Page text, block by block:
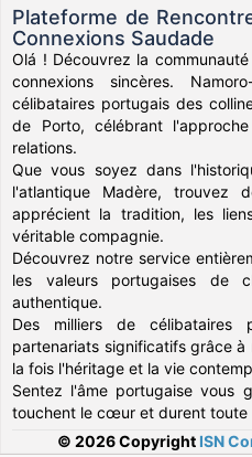
Plateforme de
Connexions Saudade
Olá ! Découvrez la
connexions sincères.
célibataires portugais des
de Porto, célébrant
relations.
Que vous soyez dans
l'atlantique Madère, trouvez
apprécient la tradition, les
véritable compagnie.
Découvrez notre service
les valeurs portugaises de
authentique.
Des milliers de célibataires
partenariats significatifs grâce à
la fois l'héritage et la vie
Sentez l'âme portugaise vous
touchent le cœur et durent toute
© 2026 Copyright ISN